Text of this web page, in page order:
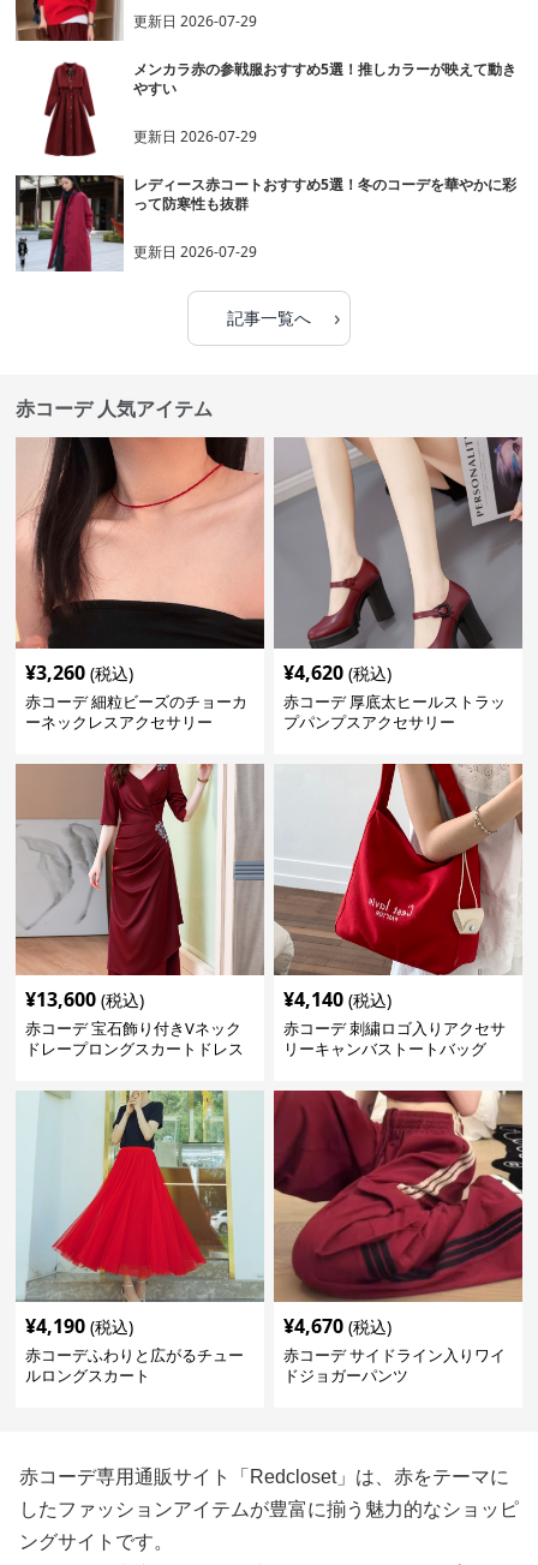
更新日2026-07-29
メンカラ赤の参戦服おすすめ5選！推しカラーが映えて動き
やすい
更新日2026-07-29
レディース赤コートおすすめ5選！冬のコーデを華やかに彩
って防寒性も抜群
更新日2026-07-29
記事一覧へ ›
赤コーデ 人気アイテム
¥3,260 (税込)
赤コーデ 細粒ビーズのチョーカ
ーネックレスアクセサリー
¥4,620 (税込)
赤コーデ 厚底太ヒールストラッ
プパンプスアクセサリー
¥13,600 (税込)
赤コーデ 宝石飾り付きVネック
ドレープロングスカートドレス
¥4,140 (税込)
赤コーデ 刺繍ロゴ入りアクセサ
リーキャンバストートバッグ
¥4,190 (税込)
赤コーデふわりと広がるチュー
ルロングスカート
¥4,670 (税込)
赤コーデ サイドライン入りワイ
ドジョガーパンツ
赤コーデ専用通販サイト「Redcloset」は、赤をテーマに
したファッションアイテムが豊富に揃う魅力的なショッピ
ングサイトです。